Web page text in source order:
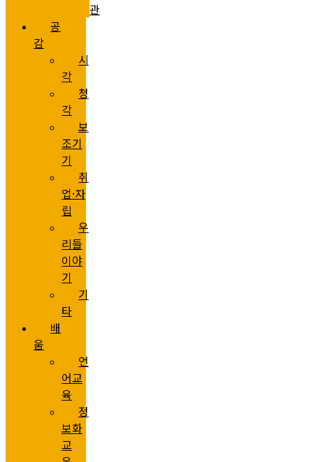
관
공
감
시
각
청
각
보
조기
기
취
업·자
립
우
리들
이야
기
기
타
배
움
언
어교
육
정
보화
교